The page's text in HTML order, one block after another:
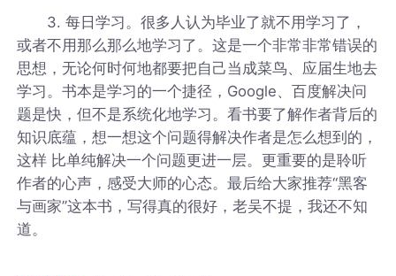
3. 每日学习。很多人认为毕业了就不用学习了，
或者不用那么那么地学习了。这是一个非常非常错误的
思想，无论何时何地都要把自己当成菜鸟、应届生地去
学习。书本是学习的一个捷径，Google、百度解决问
题是快，但不是系统化地学习。看书要了解作者背后的
知识底蕴，想一想这个问题得解决作者是怎么想到的，
这样 比单纯解决一个问题更进一层。更重要的是聆听
作者的心声，感受大师的心态。最后给大家推荐“黑客
与画家”这本书，写得真的很好，老吴不提，我还不知
道。